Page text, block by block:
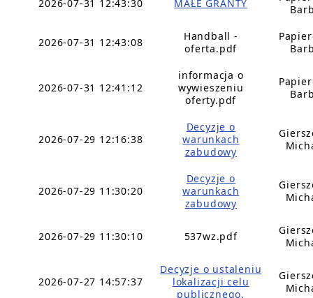
2026-07-31 12:43:30 MAŁE GRANTY
2026-07-31 12:43:08
Handball -
oferta.pdf
2026-07-31 12:41:12
informacja o
wywieszeniu
oferty.pdf
2026-07-29 12:16:38
Decyzje o
warunkach
zabudowy
2026-07-29 11:30:20
Decyzje o
warunkach
zabudowy
2026-07-29 11:30:10 537wz.pdf
2026-07-27 14:57:37
Decyzje o ustaleniu
lokalizacji celu
publicznego.